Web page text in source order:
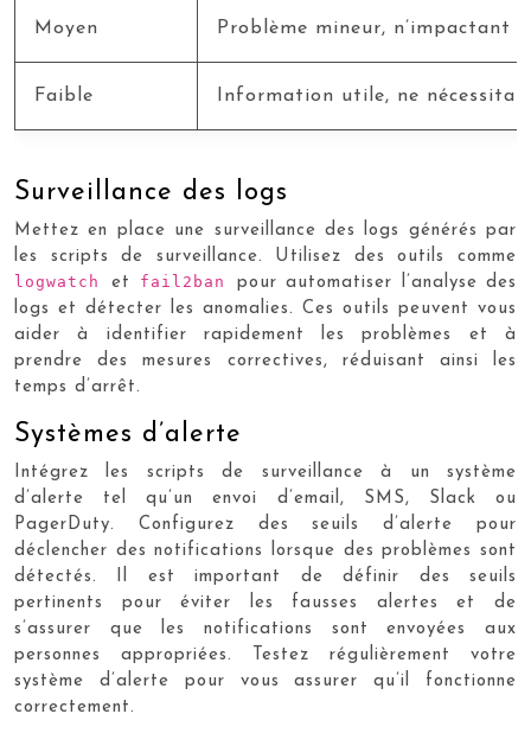
Moyen Problème mineur, n’impactant
Faible Information utile, ne
Surveillance des logs
Mettez en place une surveillance des logs générés par
les scripts de surveillance. Utilisez des outils comme
logwatchet fail2banpour automatiser l’analyse des
logs et détecter les anomalies. Ces outils peuvent vous
aider à identifier rapidement les problèmes et à
prendre des mesures correctives, réduisant ainsi les
temps d’arrêt.
Systèmes d’alerte
Intégrez les scripts de surveillance à un système
d’alerte tel qu’un envoi d’email, SMS, Slack ou
PagerDuty. Configurez des seuils d’alerte pour
déclencher des notifications lorsque des problèmes sont
détectés. Il est important de définir des seuils
pertinents pour éviter les fausses alertes et de
s’assurer que les notifications sont envoyées aux
personnes appropriées. Testez régulièrement votre
système d’alerte pour vous assurer qu’il fonctionne
correctement.